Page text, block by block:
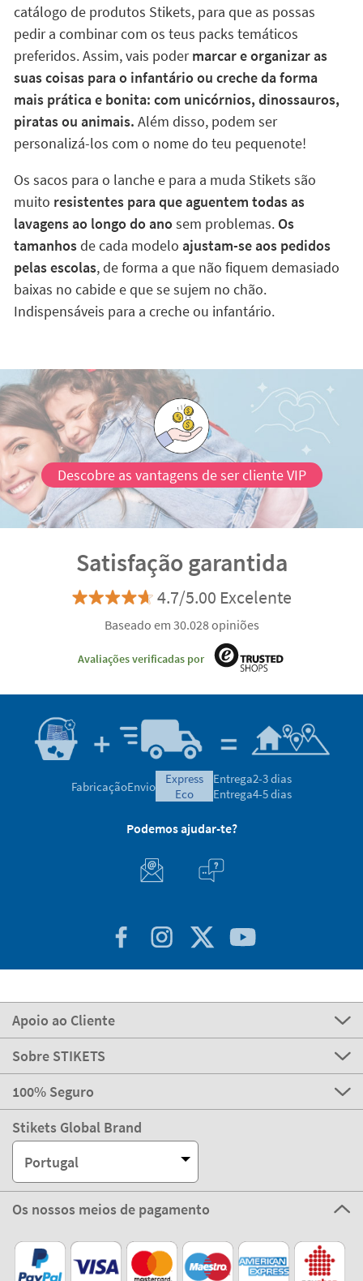
catálogo de produtos Stikets, para que as possas
pedir a combinar com os teus packs temáticos
preferidos. Assim, vais podermarcar e organizar as
suas coisas para o infantário ou creche da forma
mais prática e bonita: com unicórnios, dinossauros,
piratas ou animais. Além disso, podem ser
personalizá-los com o nome do teu pequenote!
Os sacos para o lanche e para a muda Stikets são
muito resistentes para que aguentem todas as
lavagens ao longo do anosem problemas. Os
tamanhosde cada modelo ajustam-se aos pedidos
pelas escolas, de forma a que não fiquem demasiado
baixas no cabide e que se sujem no chão.
Indispensáveis para a creche ou infantário.
Descobre as vantagens de ser cliente VIP
Satisfação garantida
4.7/5.00 Excelente
Baseado em 30.028 opiniões
Avaliações verificadas por
FabricaçãoEnvio
express
eco
Entrega2-3 dias
Entrega4-5 dias
Podemos ajudar-te?
Apoio ao Cliente
Sobre STIKETS
100% Seguro
Stikets Global Brand
Portugal
Os nossos meios de pagamento